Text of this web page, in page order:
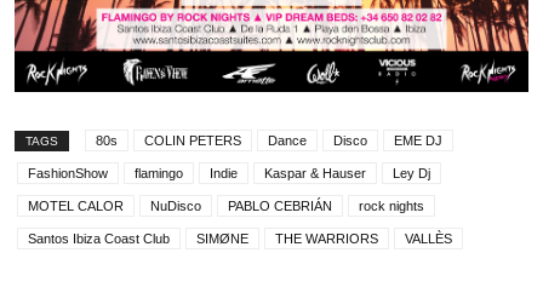
TAGS 80s COLIN PETERS Dance Disco EME DJ
FashionShow flamingo Indie Kaspar & Hauser Ley Dj
MOTEL CALOR NuDisco PABLO CEBRIÁN rock nights
Santos Ibiza Coast Club SIMØNE THE WARRIORS VALLÈS